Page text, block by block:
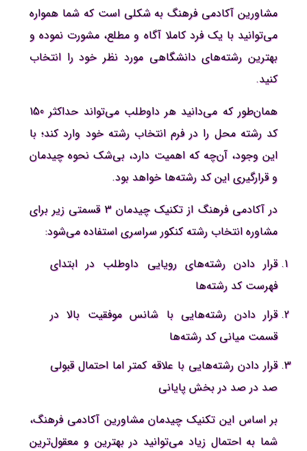
مشاورین آکادمی فرهنگ به شکلی است که شما همواره
می‌توانید با یک فرد کاملا آگاه و مطلع، مشورت نموده و
بهترین رشته‌های دانشگاهی مورد نظر خود را انتخاب
کنید.
همان‌طور که می‌دانید هر داوطلب می‌تواند حداکثر 150
کد رشته محل را در فرم انتخاب رشته خود وارد کند؛ با
این وجود، آن‌چه که اهمیت دارد، بی‌شک نحوه چیدمان
و قرارگیری این کد رشته‌ها خواهد بود.
در آکادمی فرهنگ از تکنیک چیدمان 3 قسمتی زیر برای
مشاوره انتخاب رشته کنکور سراسری استفاده می‌شود:
قرار دادن رشته‌های رویایی داوطلب در ابتدای
فهرست کد رشته‌ها
قرار دادن رشته‌هایی با شانس موفقیت بالا در
قسمت میانی کد رشته‌ها
قرار دادن رشته‌هایی با علاقه کمتر اما احتمال قبولی
صد در صد در بخش پایانی
بر اساس این تکنیک چیدمان مشاورین آکادمی فرهنگ،
شما به احتمال زیاد می‌توانید در بهترین و معقول‌ترین